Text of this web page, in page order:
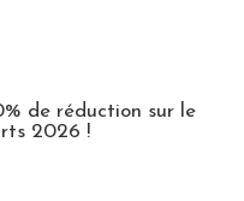
de réduction sur le
2026 !